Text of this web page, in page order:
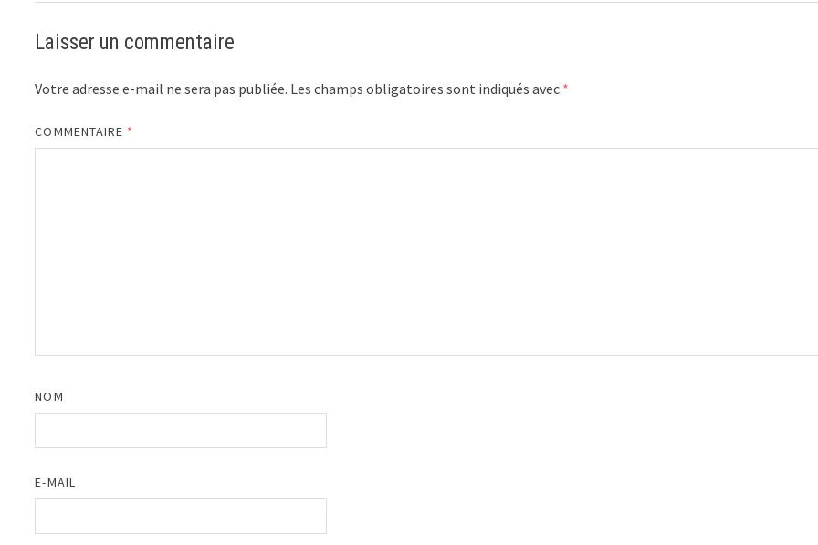
Laisser un commentaire
Votre adresse e-mail ne sera pas publiée. Les champs obligatoires sont indiqués avec *
COMMENTAIRE *
NOM
E-MAIL